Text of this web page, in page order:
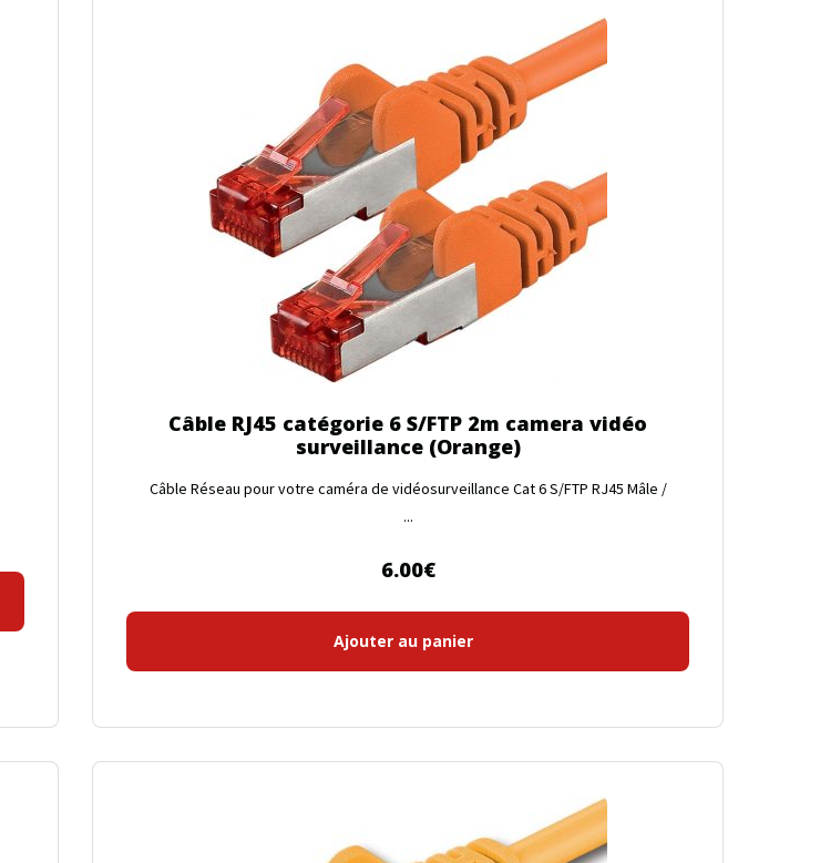
Câble RJ45 catégorie 6 S/FTP 2m camera vidéo
surveillance (Orange)
Câble Réseau pour votre caméra de vidéosurveillance Cat 6 S/FTP RJ45 Mâle /
...
6.00€
Ajouter au panier